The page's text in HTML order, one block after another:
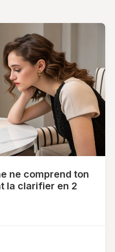
ne comprend ton
la clarifier en 2